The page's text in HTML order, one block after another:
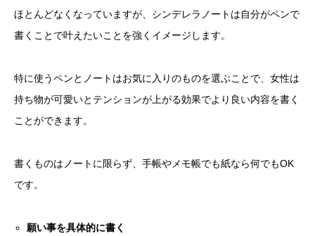
ほとんどなくなっていますが、シンデレラノートは自分がペンで
書くことで叶えたいことを強くイメージします。
特に使うペンとノートはお気に入りのものを選ぶことで、女性は
持ち物が可愛いとテンションが上がる効果でより良い内容を書く
ことができます。
書くものはノートに限らず、手帳やメモ帳でも紙なら何でもOK
です。
願い事を具体的に書く